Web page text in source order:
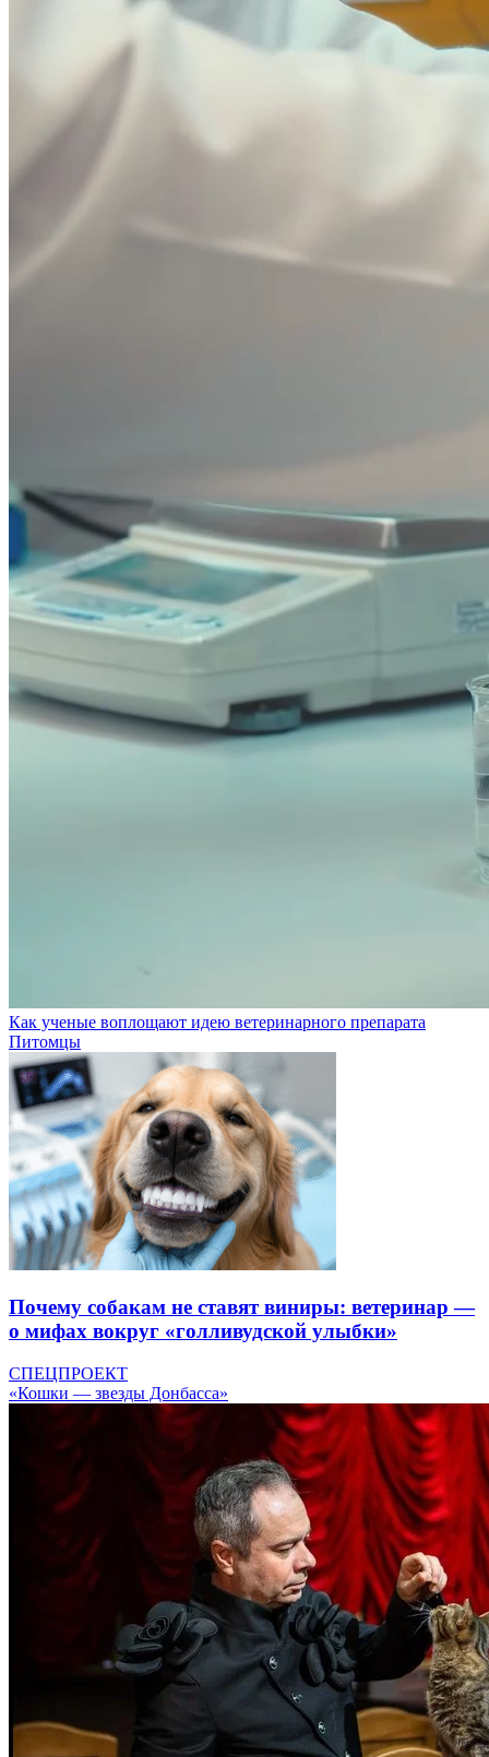
Как ученые воплощают идею ветеринарного препарата
Питомцы
Почему собакам не ставят виниры: ветеринар —
о мифах вокруг «голливудской улыбки»
СПЕЦПРОЕКТ
«Кошки — звезды Донбасса»